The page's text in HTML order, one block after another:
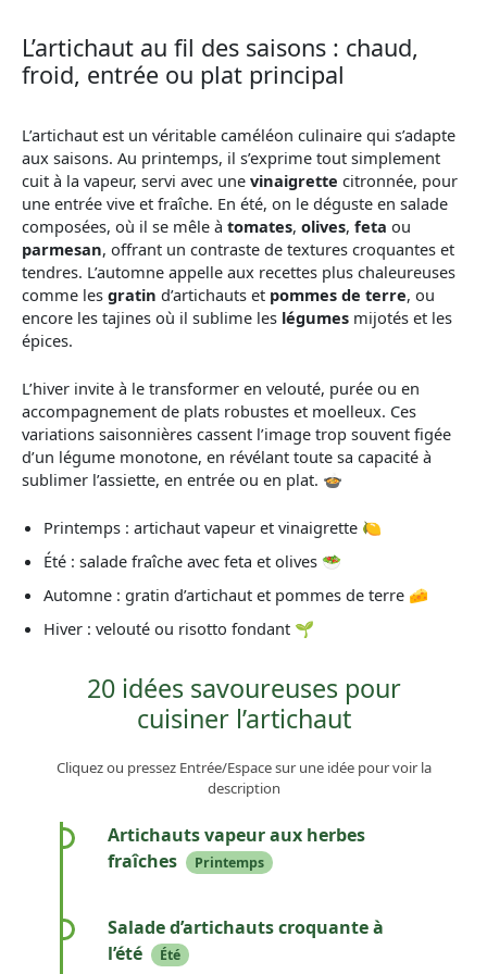
L’artichaut au fil des saisons : chaud,
froid, entrée ou plat principal
L’artichaut est un véritable caméléon culinaire qui s’adapte
aux saisons. Au printemps, il s’exprime tout simplement
cuit à la vapeur, servi avec une vinaigrette citronnée, pour
une entrée vive et fraîche. En été, on le déguste en salade
composées, où il se mêle à tomates, olives, feta ou
parmesan, offrant un contraste de textures croquantes et
tendres. L’automne appelle aux recettes plus chaleureuses
comme les gratin d’artichauts et pommes de terre, ou
encore les tajines où il sublime les légumes mijotés et les
épices.
L’hiver invite à le transformer en velouté, purée ou en
accompagnement de plats robustes et moelleux. Ces
variations saisonnières cassent l’image trop souvent figée
d’un légume monotone, en révélant toute sa capacité à
sublimer l’assiette, en entrée ou en plat. 🍲
Printemps : artichaut vapeur et vinaigrette 🍋
Été : salade fraîche avec feta et olives 🥗
Automne : gratin d’artichaut et pommes de terre 🧀
Hiver : velouté ou risotto fondant 🌱
20 idées savoureuses pour
cuisiner l’artichaut
Cliquez ou pressez Entrée/Espace sur une idée pour voir la
description
Artichauts vapeur aux herbes
fraîches
Printemps
fraîches et d’un filet d’huile d’olive.
Salade d’artichauts croquante à
l’été
Été